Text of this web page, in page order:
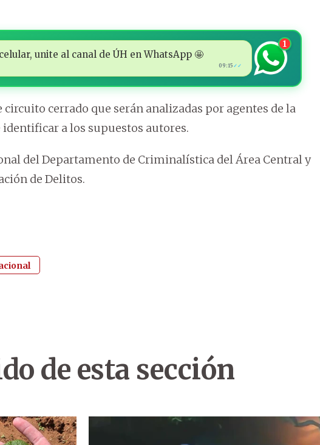
unite al canal de ÚH en WhatsApp 🤩
09:15 ✓✓
1
circuito cerrado que serán analizadas por agentes de la
identificar a los supuestos autores.
del Departamento de Criminalística del Área Central y
de Delitos.
de esta sección